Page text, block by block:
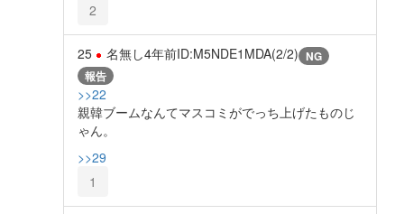
2
25 名無し4年前ID:M5NDE1MDA(2/2) NG
報告
>>22
親韓ブームなんてマスコミがでっち上げたものじ
ゃん。
>>29
1